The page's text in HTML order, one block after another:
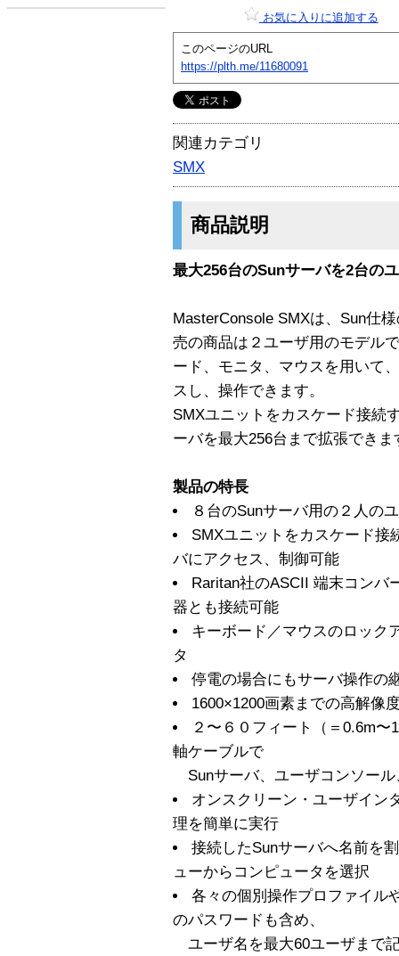
お気に入りに追加する
このページのURL
https://plth.me/11680091
関連カテゴリ
SMX
商品説明
最大256台のSunサーバを2台の
MasterConsole SMXは、Sun仕
売の商品は２ユーザ用のモデル
ード、モニタ、マウスを用いて
スし、操作できます。
SMXユニットをカスケード接続
ーバを最大256台まで拡張できま
製品の特長
８台のSunサーバ用の２人の
SMXユニットをカスケード接
バにアクセス、制御可能
Raritan社のASCII 端末コンバ
器とも接続可能
キーボード／マウスのロック
タ
停電の場合にもサーバ操作の
1600×1200画素までの高解像
２〜６０フィート（＝0.6m
軸ケーブルで
Sunサーバ、ユーザコンソー
オンスクリーン・ユーザイン
理を簡単に実行
接続したSunサーバへ名前を
ューからコンピュータを選択
各々の個別操作プロファイル
のパスワードも含め、
ユーザ名を最大60ユーザまで